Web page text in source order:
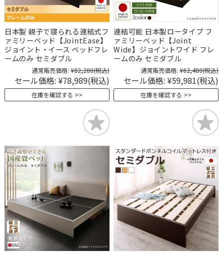
日本製 親子で寝られる連結式フ
ァミリーベッド【JointEase】
ジョイント・イース ベッドフレ
ームのみ セミダブル
通常販売価格: ¥82,280(税込)
セール価格: ¥78,989(税込)
在庫を確認する
連結可能 日本製ロータイプ フ
ァミリーベッド【Joint
Wide】ジョイントワイド フレ
ームのみ セミダブル
通常販売価格: ¥62,480(税込)
セール価格: ¥59,981(税込)
在庫を確認する